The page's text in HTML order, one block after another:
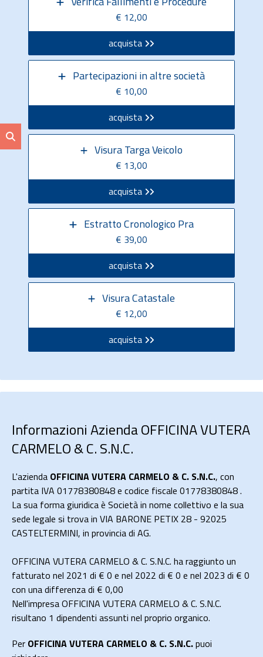
€ 12,00
acquista
Partecipazioni in altre società
€ 10,00
acquista
Visura Targa Veicolo
€ 13,00
acquista
Estratto Cronologico Pra
€ 39,00
acquista
Visura Catastale
€ 12,00
acquista
Informazioni Azienda OFFICINA VUTERA
CARMELO & C. S.N.C.
L'azienda OFFICINA VUTERA CARMELO & C. S.N.C., con
partita IVA 01778380848 e codice fiscale 01778380848 .
La sua forma giuridica è Società in nome collettivo e la sua
sede legale si trova in VIA BARONE PETIX 28 - 92025
CASTELTERMINI, in provincia di AG.
OFFICINA VUTERA CARMELO & C. S.N.C. ha raggiunto un
fatturato nel 2021 di € 0 e nel 2022 di € 0 e nel 2023 di € 0
con una differenza di € 0,00
Nell'impresa OFFICINA VUTERA CARMELO & C. S.N.C.
risultano 1 dipendenti assunti nel proprio organico.
Per OFFICINA VUTERA CARMELO & C. S.N.C.puoi